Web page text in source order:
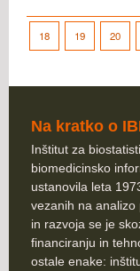
18 19 20
Na kratko o
Inštitut za
biomedicinsko
ustanovila leta
vezanih na
in razvoja se je
financiranju in
ostale enake: